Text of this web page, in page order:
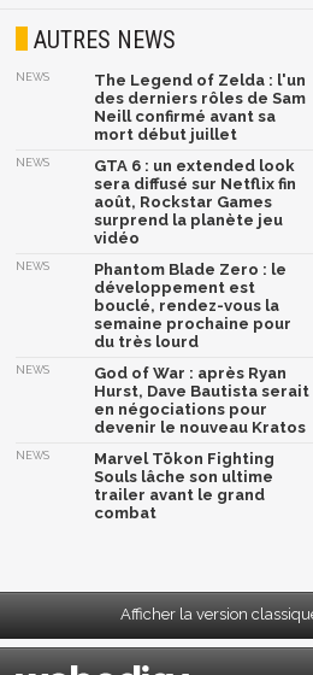
AUTRES NEWS
NEWS
The Legend of Zelda : l'un
des derniers rôles de Sam
Neill confirmé avant sa
mort début juillet
NEWS
GTA 6 : un extended look
sera diffusé sur Netflix fin
août, Rockstar Games
surprend la planète jeu
vidéo
NEWS
Phantom Blade Zero : le
développement est
bouclé, rendez-vous la
semaine prochaine pour
du très lourd
NEWS
God of War : après Ryan
Hurst, Dave Bautista serait
en négociations pour
devenir le nouveau Kratos
NEWS
Marvel Tōkon Fighting
Souls lâche son ultime
trailer avant le grand
combat
Afficher la version